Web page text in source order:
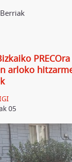
Berriak
arloko
05